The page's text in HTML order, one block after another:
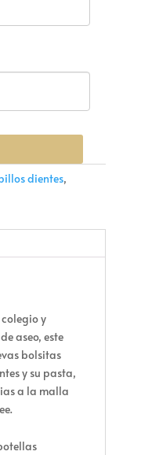
dientes,
colegio y
aseo, este
bolsitas
y su pasta,
a la malla